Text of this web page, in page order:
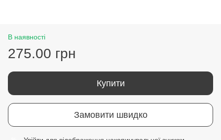
В наявності
275.00 грн
Купити
Замовити швидко